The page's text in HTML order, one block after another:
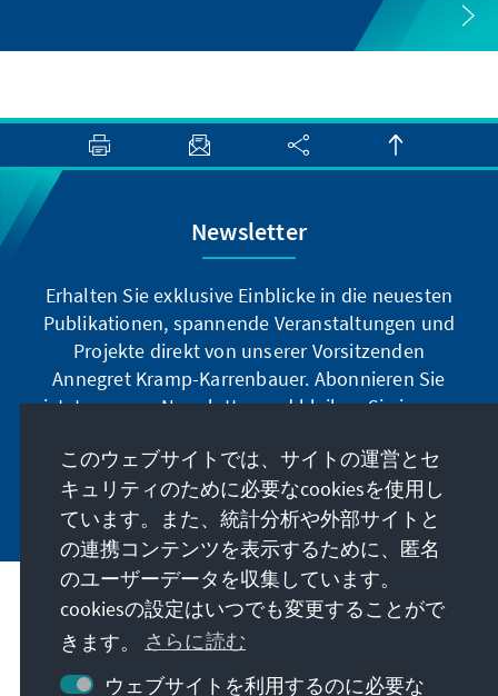
Newsletter
Erhalten Sie exklusive Einblicke in die neuesten
Publikationen, spannende Veranstaltungen und
Projekte direkt von unserer Vorsitzenden
Annegret Kramp-Karrenbauer. Abonnieren Sie
jetzt unseren Newsletter und bleiben Sie immer
Jetzt abonnieren
私たちのミッション
お問い合わせ
このウェブサイトでは、サイトの運営とセ
キュリティのために必要なcookiesを使用し
ています。また、統計分析や外部サイトと
の連携コンテンツを表示するために、匿名
のユーザーデータを収集しています。
cookiesの設定はいつでも変更することがで
きます。 さらに読む
ウェブサイトを利用するのに必要な